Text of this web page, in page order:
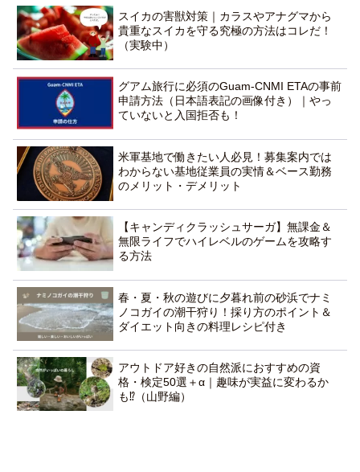
スイカの害獣対策｜カラスやアナグマから
貴重なスイカを守る究極の方法はコレだ！
（実験中）
グアム旅行に必須のGuam-CNMI ETAの事前
申請方法（日本語表記の画像付き）｜やっ
ていないと入国拒否も！
米軍基地で働きたい人必見！募集案内では
わからない基地従業員の実情＆ベース勤務
のメリット・デメリット
【キャンディクラッシュサーガ】無課金＆
無限ライフでハイレベルのゲームを攻略す
る方法
春・夏・秋の遊びに夕暮れ前の砂浜でナミ
ノコガイの潮干狩り！採り方のポイント＆
ダイエット向きの料理レシピ付き
アウトドア好きの自然派におすすめの資
格・検定50選＋α｜趣味が実益に変わるか
も⁉（山野編）